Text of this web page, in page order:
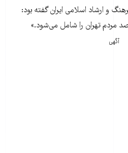
و ارشاد اسلامی ايران گفته بود:
آگهی